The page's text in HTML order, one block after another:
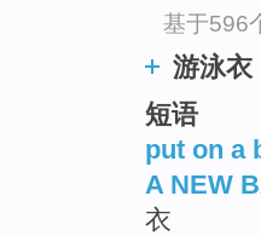
基于596
游泳衣
短语
put on a
A NEW
衣